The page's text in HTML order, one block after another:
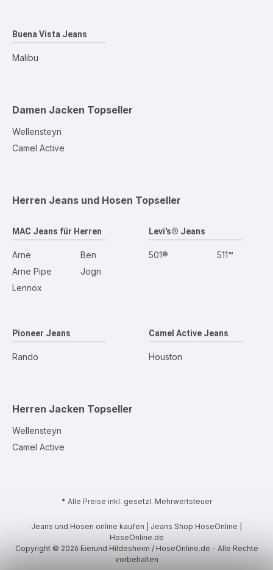
Buena Vista Jeans
Malibu
Damen Jacken Topseller
Wellensteyn
Camel Active
Herren Jeans und Hosen Topseller
MAC Jeans für Herren
Arne
Arne Pipe
Lennox
Ben
Jogn
Levi's® Jeans
501® 511™
Pioneer Jeans
Rando
Camel Active Jeans
Houston
Herren Jacken Topseller
Wellensteyn
Camel Active
* Alle Preise inkl. gesetzl. Mehrwertsteuer
Jeans und Hosen online kaufen | Jeans Shop HoseOnline |
HoseOnline.de
Copyright © 2026 Eierund Hildesheim / HoseOnline.de - Alle Rechte
vorbehalten